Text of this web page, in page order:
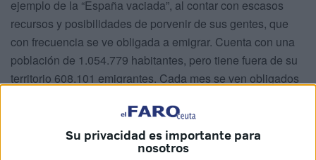
Su privacidad es importante para
nosotros
ejemplo de la “España vaciada”, al contar con escasos
recursos y posibilidades de porvenir de sus gentes, que
con frecuencia se ve obligada a emigrar. Cuenta con una
población de 1.054.779 habitantes, pero tiene fuera de su
territorio 608.101 emigrantes. Cada mes se ven obligados
región de industrias y servicios desarrollados y crearse
muy escasos y deficitarios puestos de trabajo. Los
municipios extremeños son sólo 388, cuando la media